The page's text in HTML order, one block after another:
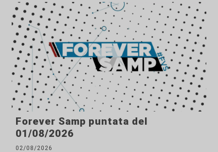
Forever Samp puntata del
01/08/2026
02/08/2026